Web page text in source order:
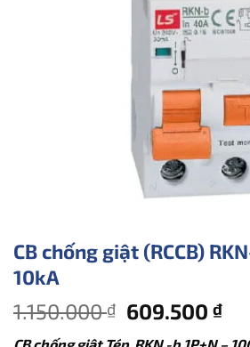
CB chống giật (RCCB)
10kA
1.150.000₫ Giá
609.500₫Giá